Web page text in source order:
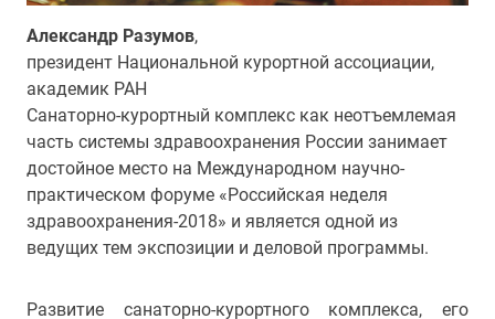
Александр Разумов,
президент Национальной курортной ассоциации,
академик РАН
Санаторно-курортный комплекс как неотъемлемая
часть системы здравоохранения России занимает
достойное место на Международном научно-
практическом форуме «Российская неделя
здравоохранения-2018» и является одной из
ведущих тем экспозиции и деловой программы.
Развитие санаторно-курортного комплекса, его